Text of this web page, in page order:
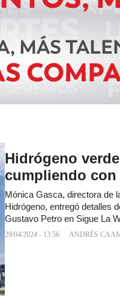
Hidrógeno
cumpliendo
Mónica Gasca, directora de
Hidrógeno, entregó detalles
Gustavo Petro en Sigue La
29/04/2024 - 13:56 ANDRÉS